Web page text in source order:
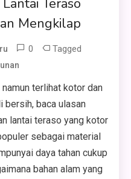
Teraso
Mengkilap
0 Tagged
terlihat kotor dan
bersih, baca ulasan
lantai teraso yang kotor
sebagai material
daya tahan cukup
bahan alam yang